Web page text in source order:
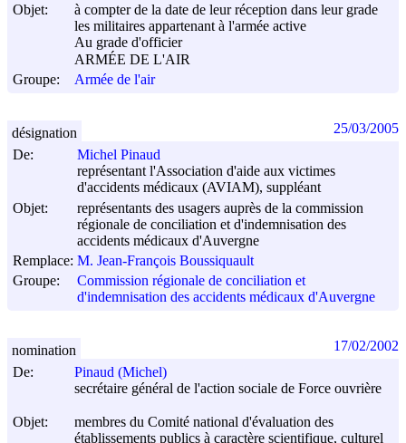
Objet:
à compter de la date de leur réception dans leur grade
les militaires appartenant à l'armée active
Au grade d'officier
ARMÉE DE L'AIR
Groupe:
Armée de l'air
De:
Michel Pinaud
représentant l'Association d'aide aux victimes
d'accidents médicaux (AVIAM), suppléant
Objet:
représentants des usagers auprès de la commission
régionale de conciliation et d'indemnisation des
accidents médicaux d'Auvergne
Remplace: M. Jean-François Boussiquault
Groupe:
Commission régionale de conciliation et
d'indemnisation des accidents médicaux d'Auvergne
désignation 25/03/2005
De:
Pinaud (Michel)
secrétaire général de l'action sociale de Force ouvrière
Objet:
membres du Comité national d'évaluation des
établissements publics à caractère scientifique, culturel
nomination 17/02/2002